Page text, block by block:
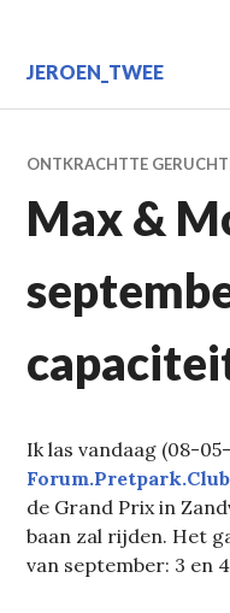
inhoud
JEROEN_TWEE
ONTKRACHTTE
Max &
Ik las vandaag (08-
Forum.Pretpark.Club
de Grand Prix in
baan zal rijden. Het
van september: 3 en